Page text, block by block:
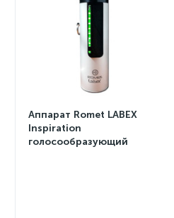
Аппарат Romet LABEX
Inspiration
голосообразующий